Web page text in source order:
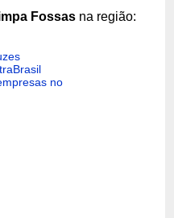
Fossas na região:
no